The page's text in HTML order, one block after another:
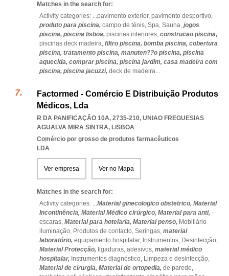
Matches in the search for:
Activity categories: ...pavimento exterior, pavimento desportivo,
produto para piscina, campo de ténis, Spa, Sauna, jogos
piscina, piscina lisboa, piscinas interiores, construcao piscina,
piscinas deck madeira, filtro piscina, bomba piscina, cobertura
piscina, tratamento piscina, manuten??o piscina, piscina
aquecida, comprar piscina, piscina jardim, casa madeira com
piscina, piscina jacuzzi, deck de madeira...
Factormed - Comércio E Distribuição Produtos
Médicos, Lda
R DA PANIFICAÇÃO 10A, 2735-210, UNIAO FREGUESIAS
AGUALVA MIRA SINTRA, LISBOA
Comércio por grosso de produtos farmacêuticos
LDA
Ver empresa Ver no Mapa
Matches in the search for:
Activity categories: ...Material ginecologico obstetrico, Material
Incontinência, Material Médico cirúrgico, Material para anti, -
escaras, Material para hotelaria, Material penso, Mobiliário
iluminação, Produtos de contacto, Seringas, material
laboratório, equipamento hospitalar, Instrumentos, Desinfecção,
Material Protecção, ligaduras, adesivos, material médico
hospitalar, Instrumentos diagnóstico, Limpeza e desinfecção,
Material de cirurgia, Material de ortopedia, de parede,